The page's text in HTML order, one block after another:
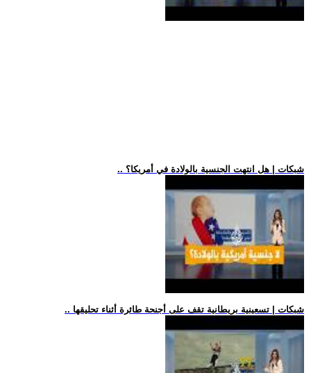
.. شبكات | هل انتهت الجنسية بالولادة في أمريكا؟
.. شبكات | تسعينية بريطانية تقف على أجنحة طائرة أثناء تحليقها